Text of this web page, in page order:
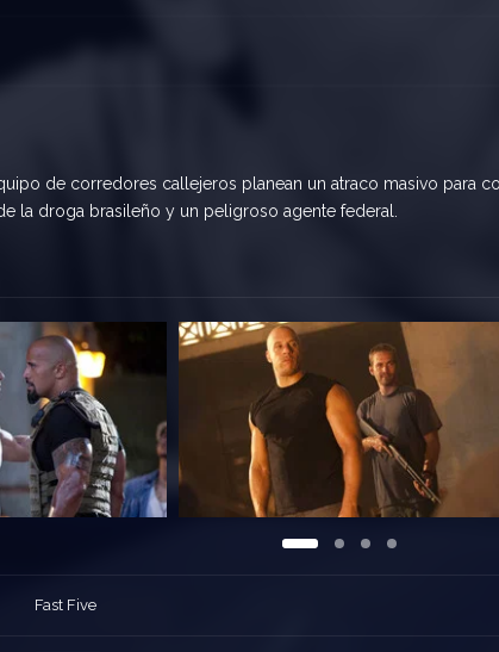
de corredores callejeros planean un atraco masivo para
la droga brasileño y un peligroso agente federal.
Fast Five